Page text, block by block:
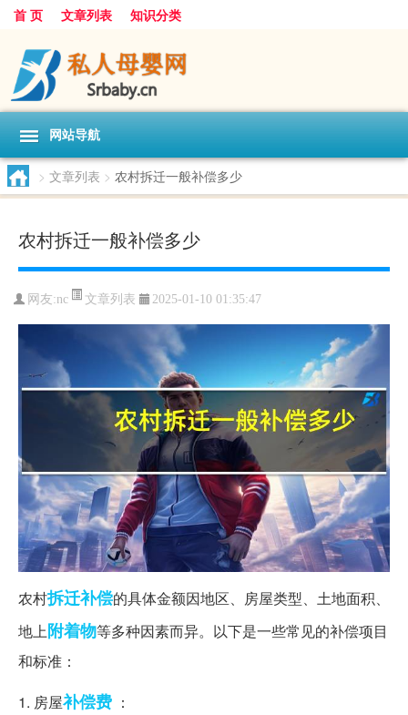
首 页 文章列表 知识分类
网站导航
> 文章列表 > 农村拆迁一般补偿多少
农村拆迁一般补偿多少
网友:nc 文章列表 2025-01-10 01:35:47
农村拆迁补偿的具体金额因地区、房屋类型、土地面积、
地上附着物等多种因素而异。以下是一些常见的补偿项目
和标准：
1. 房屋补偿费 ：